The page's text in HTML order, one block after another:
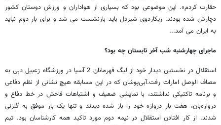
حقارت کردم». این موضوعی بود که بسیاری از هواداران و ورزش دوستان کشور
دچارش شده بودند. ریکاردوی شیردل باید بازنشست می شد و برای بار دوم نباید
به ایران می آمد...
ماجرای چهارشنبه شب آخر تابستان چه بود؟
استقلال در نخستین دیدار خود از لیگ قهرمانان 2 آسیا در ورزشگاه زعبیل دبی به
مصاف الوصل امارات رفت.آبی‌پوشان که در این مسابقه هیچ نشانی از نظم دفاعی
و برنامه تاکتیکی نداشتند، با نمایشی ضعیف و اشتباهات فاحش در خط دفاع و
دروازه‌بان، هفت بار دروازه خود را باز شده دیدند و تنها یک بار موفق به گلزنی
شدند. از کار افتادن استقلال در نیمه دوم مورد تاکید همه کارشناسان بود. تیم